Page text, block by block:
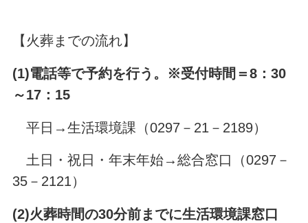
【火葬までの流れ】
(1)電話等で予約を行う。※受付時間＝8：30
～17：15
平日→生活環境課（0297－21－2189）
土日・祝日・年末年始→総合窓口（0297－
35－2121）
(2)火葬時間の30分前までに生活環境課窓口